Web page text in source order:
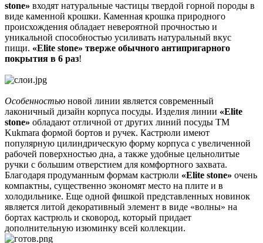
stone» входят натуральные частицы твердой горной породы в
виде каменной крошки. Каменная крошка природного
происхождения обладает невероятной прочностью и
уникальной способностью усиливать натуральный вкус
пищи. «Elite stone» тверже обычного антипригарного
покрытия в 6 раз!
Особенностью новой линии является современный
лаконичный дизайн корпуса посуды. Изделия линии «Elite
stone» обладают отличной от других линий посуды ТМ
Kukmara формой бортов и ручек. Кастрюли имеют
популярную цилиндрическую форму корпуса с увеличенной
рабочей поверхностью дна, а также удобные цельнолитые
ручки с большим отверстием для комфортного захвата.
Благодаря продуманным формам кастрюли «Elite stone» очень
компактны, существенно экономят место на плите и в
холодильнике. Еще одной фишкой представленных новинок
является литой декоративный элемент в виде «волны» на
бортах кастрюль и сковород, который придает
дополнительную изюминку всей коллекции.